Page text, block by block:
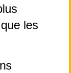
que les